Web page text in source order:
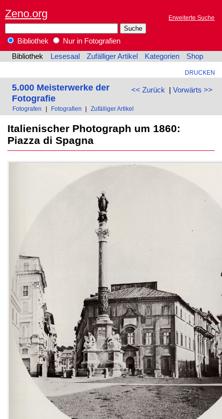
Zeno.org Erweiterte Suche
Bibliothek
Nur in Fotografien
Bibliothek
Lesesaal Zufälliger Artikel Kategorien Shop
DRUCKEN
<< Zurück | Vorwärts >>
5.000 Meisterwerke der
Fotografie
Fotografen Fotografien Zufälliger Artikel
Italienischer Photograph um 1860:
Piazza di Spagna